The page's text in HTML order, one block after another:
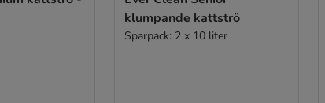
klumpande kattströ
Sparpack: 2 x 10 liter